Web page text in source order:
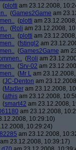
(plotti am 23.12.2008,
(Games2Game am
(plotti am
(Roli am 23.12.2008,
(plotti am
(fstingl2 am
(Games2Game am
(Roli am
(Srv-02 am
(Mr L am
(JC-Denton am
(Madler am 23.12.2008,
(athis am 23.12.2008,
(smart42 am 23.12.2008,
am 23.12.2008,
10:29:10)
10:29:24)
am 23.12.2008,
am 23.12.2008, 10:39:17)